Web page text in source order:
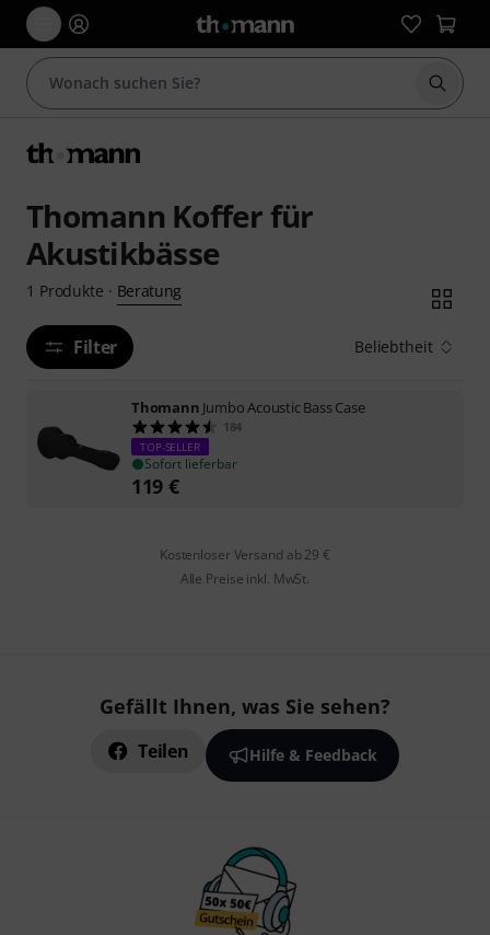
Suche
Thomann Koffer für
Akustikbässe
1 Produkte · Beratung
Filter Beliebtheit
Thomann Jumbo Acoustic Bass Case
184
TOP-SELLER
Sofort lieferbar
119 €
Kostenloser Versand ab 29 €
Alle Preise inkl. MwSt.
Gefällt Ihnen, was Sie sehen?
Teilen Hilfe & Feedback